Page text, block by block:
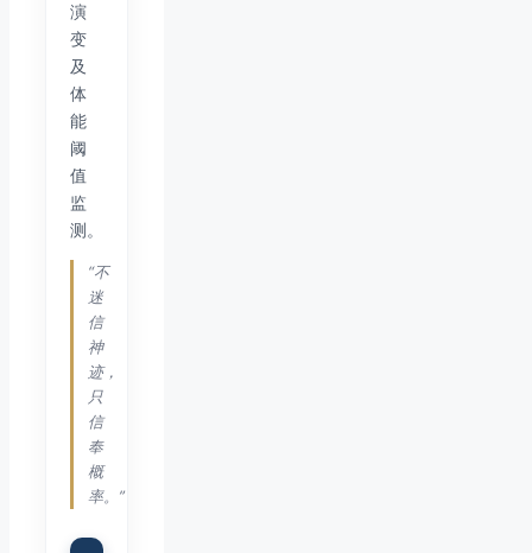
演
变
及
体
能
阈
值
监
测。
“不
迷
信
神
迹，
只
信
奉
概
率。”